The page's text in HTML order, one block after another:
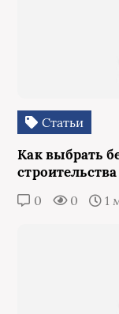
Статьи
Как выбрать
0 0 1